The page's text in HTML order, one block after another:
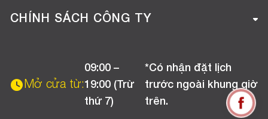
Tuyển dụng
Hướng dẫn mua hàng online
Chương trình khuyến mãi
CHÍNH SÁCH CÔNG TY
Chính sách bảo hành
Mở cửa từ:
09:00 –
19:00 (Trừ
thứ 7)
*Có nhận đặt lịch
trước ngoài khung giờ
trên.